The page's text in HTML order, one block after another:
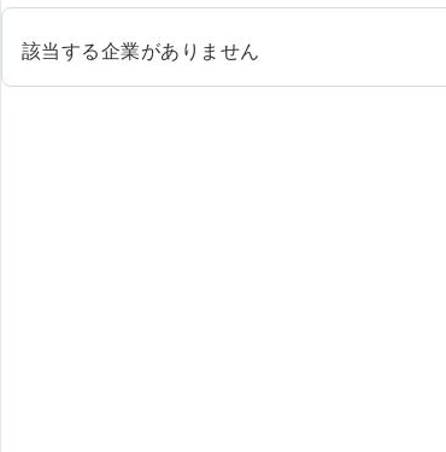
該当する企業がありません